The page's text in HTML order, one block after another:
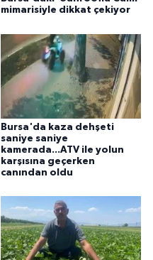
mimarisiyle dikkat çekiyor
Bursa'da kaza dehşeti
saniye saniye
kamerada...ATV ile yolun
karşısına geçerken
canından oldu